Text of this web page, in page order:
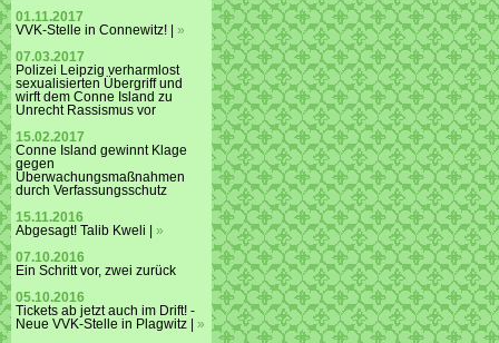
01.11.2017
VVK-Stelle in Connewitz! | »
07.03.2017
Polizei Leipzig verharmlost
sexualisierten Übergriff und
wirft dem Conne Island zu
Unrecht Rassismus vor
15.02.2017
Conne Island gewinnt Klage
gegen
Überwachungsmaßnahmen
durch Verfassungsschutz
15.11.2016
Abgesagt! Talib Kweli | »
07.10.2016
Ein Schritt vor, zwei zurück
05.10.2016
Tickets ab jetzt auch im Drift! -
Neue VVK-Stelle in Plagwitz | »